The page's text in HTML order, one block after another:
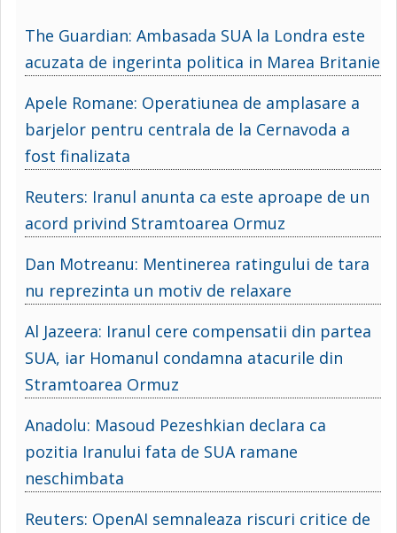
The Guardian: Ambasada SUA la Londra este
acuzata de ingerinta politica in Marea Britanie
Apele Romane: Operatiunea de amplasare a
barjelor pentru centrala de la Cernavoda a
fost finalizata
Reuters: Iranul anunta ca este aproape de un
acord privind Stramtoarea Ormuz
Dan Motreanu: Mentinerea ratingului de tara
nu reprezinta un motiv de relaxare
Al Jazeera: Iranul cere compensatii din partea
SUA, iar Homanul condamna atacurile din
Stramtoarea Ormuz
Anadolu: Masoud Pezeshkian declara ca
pozitia Iranului fata de SUA ramane
neschimbata
Reuters: OpenAI semnaleaza riscuri critice de